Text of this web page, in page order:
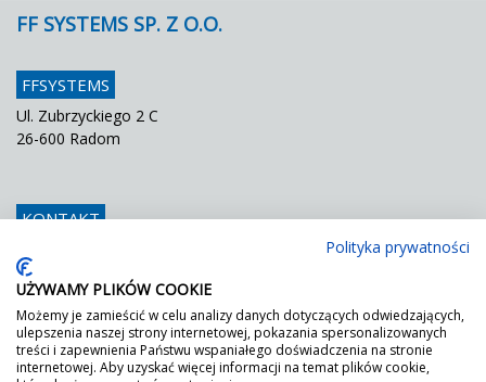
FF SYSTEMS SP. Z O.O.
FFSYSTEMS
Ul. Zubrzyckiego 2 C
26-600 Radom
KONTAKT
Fax
E mail
info@ffsystems.pl
Polityka prywatności
UŻYWAMY PLIKÓW COOKIE
Możemy je zamieścić w celu analizy danych dotyczących odwiedzających,
ulepszenia naszej strony internetowej, pokazania spersonalizowanych
treści i zapewnienia Państwu wspaniałego doświadczenia na stronie
internetowej. Aby uzyskać więcej informacji na temat plików cookie,